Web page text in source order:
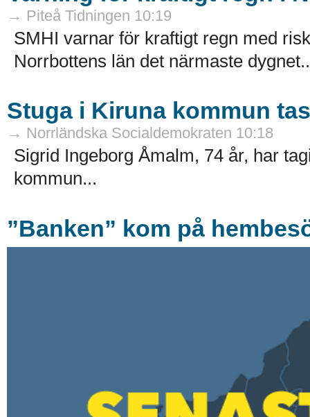
→ Piteå Tidningen 10:19
SMHI varnar för kraftigt regn med
Norrbottens län det närmaste
Stuga i Kiruna kommun
→ Norrländska Socialdemokraten 10:18
Sigrid Ingeborg Åmalm, 74 år, har
kommun...
”Banken” kom på